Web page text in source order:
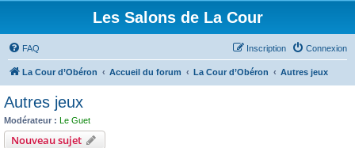
Les Salons de La Cour
FAQ Connexion
Inscription
La Cour d’Obéron Accueil du forum La Cour d’Obéron Autres jeux
Autres jeux
Modérateur : Le Guet
Nouveau sujet